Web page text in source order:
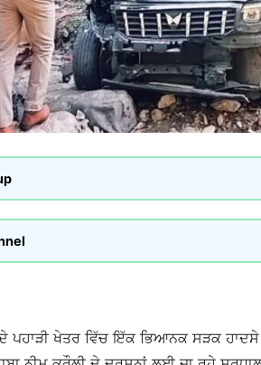
ਪਹਾੜੀ ਖੇਤਰ ਵਿੱਚ ਇੱਕ ਭਿਆਨਕ ਸੜਕ